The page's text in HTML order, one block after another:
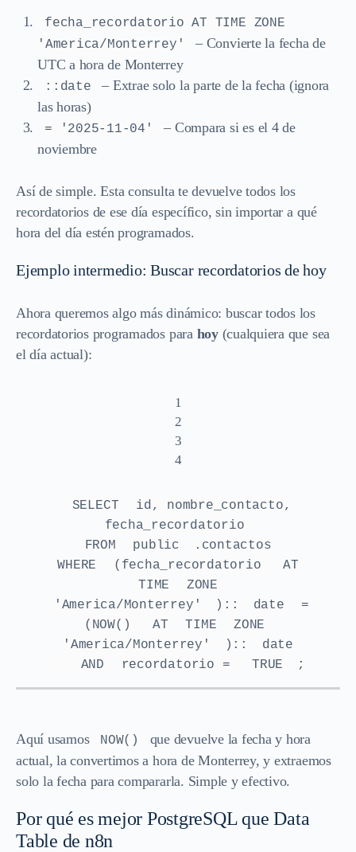
fecha_recordatorio AT TIME ZONE
'America/Monterrey'
– Convierte la fecha de
UTC a hora de Monterrey
::date
– Extrae solo la parte de la fecha (ignora
las horas)
= '2025-11-04'
– Compara si es el 4 de
noviembre
Así de simple. Esta consulta te devuelve todos los
recordatorios de ese día específico, sin importar a qué
hora del día estén programados.
Ejemplo intermedio: Buscar recordatorios de hoy
Ahora queremos algo más dinámico: buscar todos los
recordatorios programados para hoy(cualquiera que sea
el día actual):
1
2
3
4
SELECT
id, nombre_contacto,
fecha_recordatorio
FROM
public
.contactos
WHERE
(fecha_recordatorio
AT
TIME
ZONE
'America/Monterrey'
):: date
=
(NOW()
AT TIME
ZONE
'America/Monterrey'
)::
date
AND
recordatorio = TRUE ;
Aquí usamos NOW()
que devuelve la fecha y hora
actual, la convertimos a hora de Monterrey, y extraemos
solo la fecha para compararla. Simple y efectivo.
Por qué es mejor PostgreSQL que Data
Table de n8n